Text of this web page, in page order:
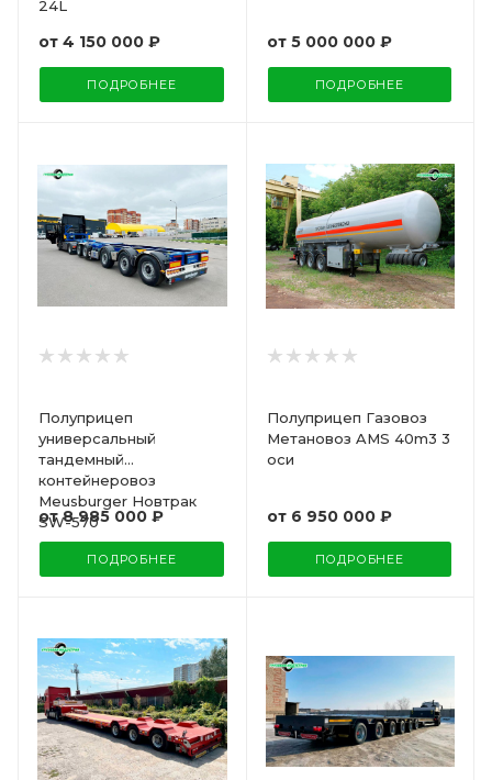
24L
от 4 150 000 ₽
ПОДРОБНЕЕ
от 5 000 000 ₽
ПОДРОБНЕЕ
Полуприцеп
универсальный
тандемный
контейнеровоз
Meusburger Новтрак
SW-570
от8 985 000 ₽
ПОДРОБНЕЕ
Полуприцеп Газовоз
Метановоз AMS 40m3 3
оси
от 6 950 000 ₽
ПОДРОБНЕЕ